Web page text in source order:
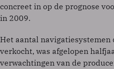
concreet in op de prognose
in 2009.
Het aantal navigatiesystemen
verkocht, was afgelopen
verwachtingen van de